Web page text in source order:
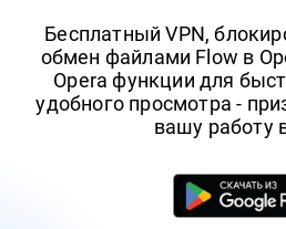
Бесплатный VPN,
обмен файлами Flow в
Opera функции для
удобного просмотра -
вашу работу